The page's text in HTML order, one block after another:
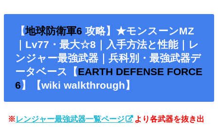
【地球防衛軍6 攻略】★モンスーンMZ
｜Lv77・最大☆8｜入手方法と性能｜レ
ンジャー最強武器｜兵科別・最強武器デ
ータベース【EARTH DEFENSE FORCE
6】【wiki walkthrough】
※レンジャー最強武器一覧ページ
より各武器を抜き出